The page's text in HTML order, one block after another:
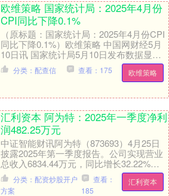
欧维策略 国家统计局：2025年4月份
CPI同比下降0.1%
（原标题：国家统计局：2025年4月份CPI
同比下降0.1%）欧维策略 中国网财经5月
10日讯 国家统计局5月10日发布数据显
示，2025年4月份，全国居民消费....
欧维策略
分类：配查信 查看：175
汇利资本 阿为特：2025年一季度净利
润482.25万元
中证智能财讯阿为特（873693）4月25日
披露2025年第一季度报告。公司实现营业
总收入6834.44万元，同比增长32.22%；
归母净利润482.25万元，....
汇利资本
分类：配资炒股开户
方案
查看：
185